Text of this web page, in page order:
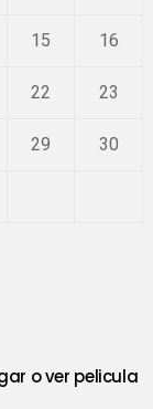
15 16
22 23
29 30
o ver pelicula